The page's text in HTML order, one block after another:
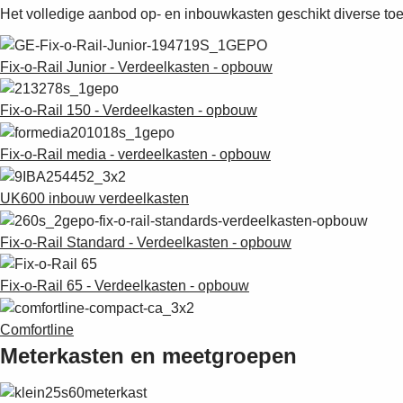
Het volledige aanbod op- en inbouwkasten geschikt diverse
Fix-o-Rail Junior - Verdeelkasten - opbouw
Fix-o-Rail 150 - Verdeelkasten - opbouw
Fix-o-Rail media - verdeelkasten - opbouw
UK600 inbouw verdeelkasten
Fix-o-Rail Standard - Verdeelkasten - opbouw
Fix-o-Rail 65 - Verdeelkasten - opbouw
Comfortline
Meterkasten en meetgroepen